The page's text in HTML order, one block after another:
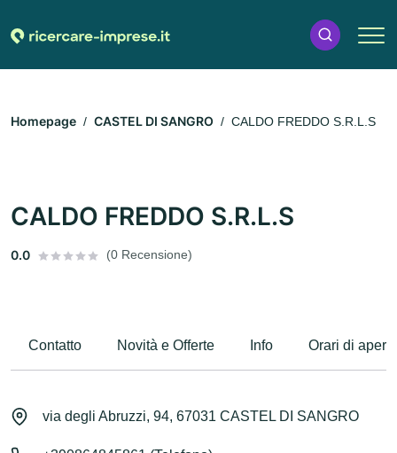
Homepage CASTEL DI SANGRO CALDO FREDDO S.R.L.S
CALDO FREDDO S.R.L.S
0.0 (0 Recensione)
Contatto Novità e Offerte Info Orari di
via degli Abruzzi, 94, 67031 CASTEL DI SANGRO